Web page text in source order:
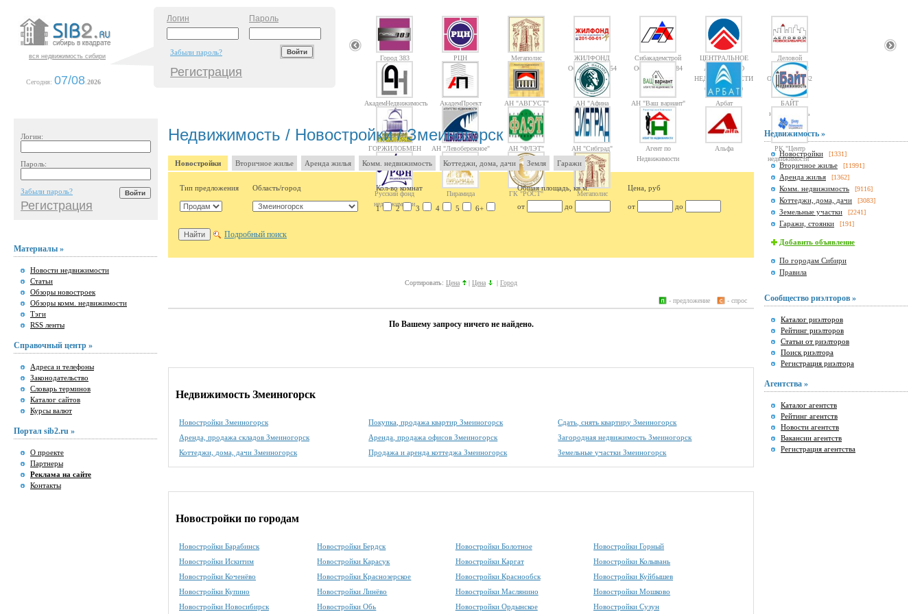
вся недвижимость сибири
Сегодня: 07/08 2026
Логин Пароль
Забыли пароль?
Регистрация
Город 383 РЦН Мегаполис
ЖИЛФОНД
Объектов: 14754
Сибакадемстрой
Объектов: 10084
ЦЕНТРАЛЬНОЕ
АГЕНТСТВО
НЕДВИЖИМОСТИ
Объектов: 10
Деловой
Новосибирск
Объектов: 1362
АкадемНедвижимость АкадемПроект АН "АВГУСТ"
АН "Афина
Паллада"
АН "Ваш вариант" Арбат
БАЙТ
недвижимость
ГОРЖИЛОБМЕН АН "Левобережное" АН "ФЛЭТ" АН "Сибград"
Агент по
Недвижимости
Альфа
РК "Центр
недвижимости"
Русский фонд
недвижимости
Пирамида ГК "РОСТ" Мегаполис
Логин:
Пароль:
Забыли пароль?
Регистрация
Материалы »
Новости недвижимости
Статьи
Обзоры новостроек
Обзоры комм. недвижимости
Тэги
RSS ленты
Справочный центр »
Адреса и телефоны
Законодательство
Словарь терминов
Каталог сайтов
Курсы валют
Портал sib2.ru »
О проекте
Партнеры
Реклама на сайте
Контакты
Недвижимость / Новостройки / Змеиногорск
Новостройки Вторичное жилье Аренда жилья Комм. недвижимость Коттеджи, дома, дачи Земля Гаражи
Тип предложения Область/город Кол-во комнат Общая площадь, кв.м. Цена, руб
1 2 3 4 5 6+ от до от до
Подробный поиск
Сортировать: Цена | Цена | Город
- спрос
- предложение
По Вашему запросу ничего не найдено.
Недвижимость Змеиногорск
Новостройки Змеиногорск Покупка, продажа квартир Змеиногорск
Сдать, снять квартиру Змеиногорск
Аренда, продажа складов Змеиногорск
Аренда, продажа офисов Змеиногорск
Загородная недвижимость Змеиногорск
Коттеджи, дома, дачи Змеиногорск
Продажа и аренда коттеджа Змеиногорск Земельные участки Змеиногорск
Новостройки по городам
Новостройки Барабинск Новостройки Бердск Новостройки Болотное
Новостройки Горный
Новостройки Искитим
Новостройки Карасук Новостройки Каргат
Новостройки Колывань
Новостройки Коченёво
Новостройки Краснозерское Новостройки Краснообск
Новостройки Куйбышев
Новостройки Купино
Новостройки Линёво Новостройки Маслянино
Новостройки Мошково
Новостройки Новосибирск
Новостройки Обь Новостройки Ордынское Новостройки Сузун
Недвижимость »
Новостройки [1331]
Вторичное жилье [11991]
Аренда жилья [1362]
Комм. недвижимость [9116]
Коттеджи, дома, дачи [3083]
Земельные участки [2241]
Гаражи, стоянки [191]
Добавить объявление
По городам Сибири
Правила
Сообщество риэлторов »
Каталог риэлторов
Рейтинг риэлторов
Статьи от риэлторов
Поиск риэлтора
Регистрация риэлтора
Агентства »
Каталог агентств
Рейтинг агентств
Новости агентств
Вакансии агентств
Регистрация агентства